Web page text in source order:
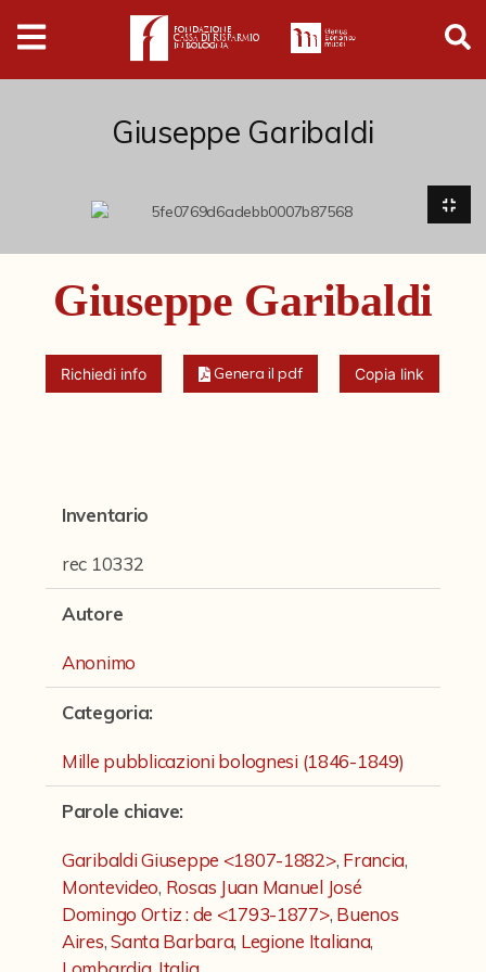
Digital
Humanities
Cataloghi storici
Collezione Matteuzzi
Fondo doc. Cinti
Ex libris Cavalieri
Fondo Alfredo Testoni
Fotografia e Nuovi Media
Manoscritti
Giuseppe Garibaldi
Giuseppe Garibaldi
Richiedi info Genera il pdf Copia link
Inventario
rec 10332
Autore
Anonimo
Categoria:
Mille pubblicazioni bolognesi (1846-1849)
Parole chiave:
Garibaldi Giuseppe <1807-1882>, Francia,
Montevideo, Rosas Juan Manuel José
Domingo Ortiz : de <1793-1877>, Buenos
Aires,Santa Barbara, Legione Italiana,